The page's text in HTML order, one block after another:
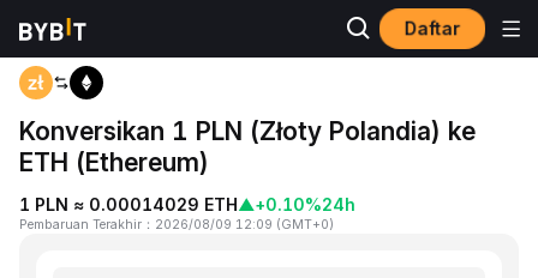
Daftar
Beranda
Konversikan 1 PLN (Złoty Polandia) ke
ETH (Ethereum)
1 PLN ≈ 0.00014029 ETH▲+0.10%24h
Pembaruan Terakhir ： 2026/08/09 12:09 (GMT+0)